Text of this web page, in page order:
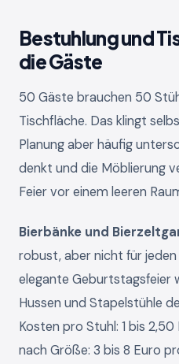
Bestuhlung und
die Gäste
50 Gäste brauchen 50
Tischfläche. Das klingt
Planung aber häufig
denkt und die Möblierung
Feier vor einem leeren
Bierbänke und
robust, aber nicht für jeden
elegante Geburtstagsfeier
Hussen und Stapelstühle
Kosten pro Stuhl: 1 bis
nach Größe: 3 bis 8 Euro